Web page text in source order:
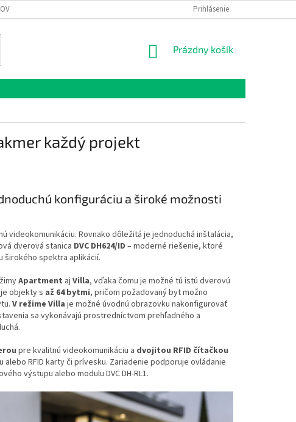
Prihlásenie
NÁKUPNÝ
Prázdny košík
každý projekt
konfiguráciu a široké možnosti
videokomunikáciu. Rovnako dôležitá je jednoduchá inštalácia,
dverová stanica DVC DH624/ID – moderné riešenie, ktoré
širokého spektra aplikácií.
Apartment aj Villa, vďaka čomu je možné tú istú dverovú
objekty s až 64 bytmi, pričom požadovaný byt možno
V režime Villa je možné úvodnú obrazovku nakonfigurovať
sa vykonávajú prostredníctvom prehľadného a
pre kvalitnú videokomunikáciu a dvojitou RFID čítačkou
RFID karty či prívesku. Zariadenie podporuje ovládanie
výstupu alebo modulu DVC DH-RL1.